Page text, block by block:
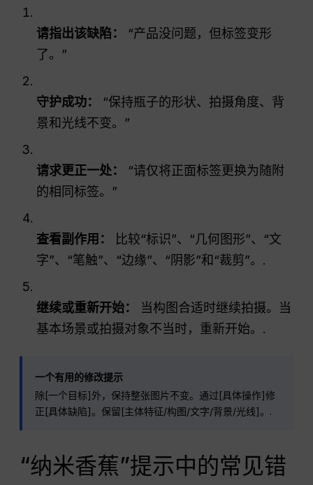
请指出该缺陷：
“产品没问题，但标签变形
了。”
守护成功：
“保持瓶子的形状、拍摄角度、背
景和光线不变。”
请求更正一处：
“请仅将正面标签更换为随附
的相同标签。”
查看副作用：
比较“标识”、“几何图形”、“文
字”、“笔触”、“边缘”、“阴影”和“裁剪”。.
继续或重新开始：
当构图合适时继续拍摄。当
基本场景或拍摄对象不当时，重新开始。.
一个有用的修改提示
除[一个目标]外，保持整张图片不变。通过[具体操作]修
正[具体缺陷]。保留[主体特征/构图/文字/背景/光线]。.
“纳米香蕉”提示中的常见错